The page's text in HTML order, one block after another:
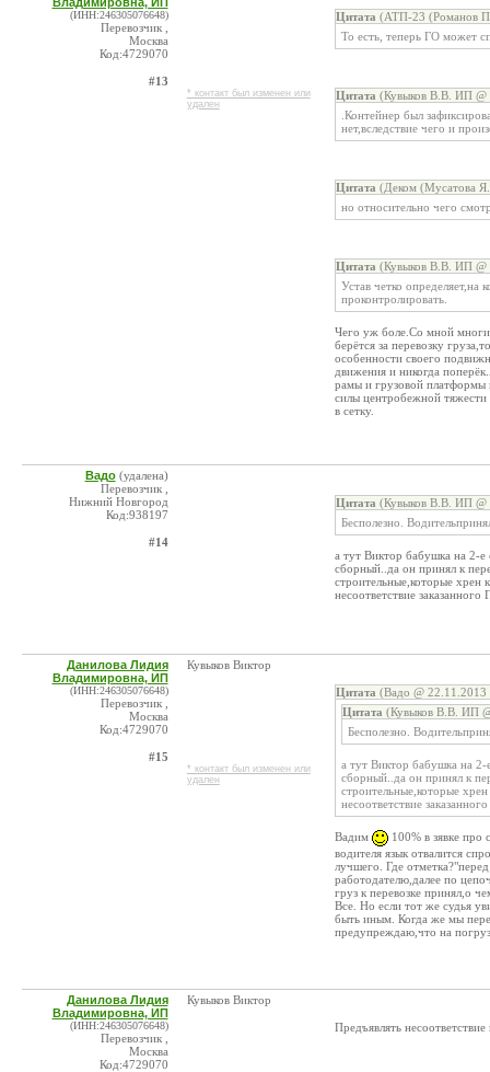
(ИНН:246305076648)
Перевозчик ,
Москва
Код:4729070
#13
* контакт был изменен или
удален
Цитата (АТП-23 (Романов
То есть, теперь ГО может
Цитата (Кувыков В.В. ИП @
.Контейнер был
нет,вследствие чего и
Цитата (Деком (Мусатова
но относительно чего
Цитата (Кувыков В.В. ИП @
Устав четко определяет,на
проконтролировать.
Чего уж боле.Со мной
берётся за перевозку
особенности своего
движения и никогда
рамы и грузовой платформы
силы центробежной тяжести
в сетку.
Вадо (удалена)
Перевозчик ,
Нижний Новгород
Код:938197
#14
Цитата (Кувыков В.В. ИП @
Бесполезно.
а тут Виктор бабушка на 2-
сборный..да он принял к
строительные,которые хрен
несоответствие
Данилова Лидия
Владимировна, ИП
(ИНН:246305076648)
Перевозчик ,
Москва
Код:4729070
#15
Кувыков Виктор
* контакт был изменен или
удален
Цитата (Вадо @ 22.11.2013
Цитата (Кувыков В.В. ИП
Бесполезно.
а тут Виктор бабушка на
сборный..да он принял к
строительные,которые
несоответствие
Вадим
100% в зявке про
водителя язык отвалится
лучшего. Где
работодателю,далее по
груз к перевозке принял,о
Все. Но если тот же судья
быть иным. Когда же мы
предупреждаю,что на
Данилова Лидия
Владимировна, ИП
(ИНН:246305076648)
Перевозчик ,
Москва
Код:4729070
Кувыков Виктор
Предъявлять